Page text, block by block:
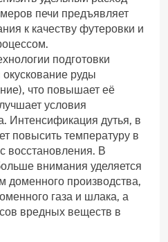
печи предъявляет
к качеству футеровки и
подготовки
руды
что повышает её
условия
Интенсификация дутья‚ в
повысить температуру в
восстановления. В
внимания уделяется
доменного производства‚
газа и шлака‚ а
вредных веществ в